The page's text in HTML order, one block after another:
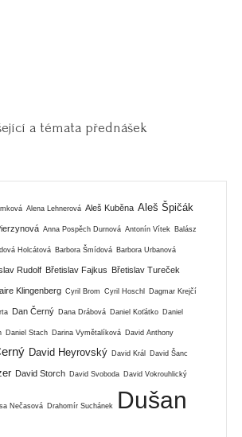
a témata přednášek
Alena Lehnerová Aleš Kuběna Aleš Špičák
Anna Pospěch Durnová Antonín Vítek Balász
Holcátová Barbora Šmídová Barbora Urbanová
Rudolf Břetislav Fajkus Břetislav Tureček
Klingenberg Cyril Brom Cyril Hoschl Dagmar Krejčí
Dan Černý Dana Drábová Daniel Koťátko Daniel
Daniel Stach Darina Vymětalíková David Anthony
David Heyrovský David Král David Šanc
David Storch David Svoboda David Vokrouhlický
Nečasová Drahomír Suchánek
Dušan